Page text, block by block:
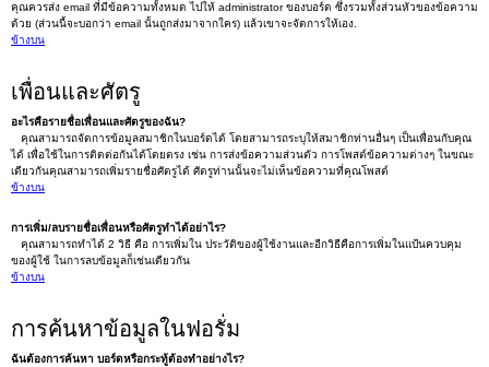
คุณควรส่ง email ที่มีข้อความทั้งหมด ไปให้ administrator ของบอร์ด ซึ่งรวมทั้งส่วนหัวของข้อความ
ด้วย (ส่วนนี้จะบอกว่า email นั้นถูกส่งมาจากใคร) แล้วเขาจะจัดการให้เอง.
ข้างบน
เพื่อนและศัตรู
อะไรคือรายชื่อเพื่อนและศัตรูของฉัน?
คุณสามารถจัดการข้อมูลสมาชิกในบอร์ดได้ โดยสามารถระบุให้สมาชิกท่านอื่นๆ เป็นเพื่อนกับคุณ
ได้ เพื่อใช้ในการติดต่อกันได้โดยตรง เช่น การส่งข้อความส่วนตัว การโพสต์ข้อความต่างๆ ในขณะ
เดียวกันคุณสามารถเพิ่มรายชื่อศัตรูได้ ศัตรูท่านนั้นจะไม่เห็นข้อความที่คุณโพสต์
ข้างบน
การเพิ่ม/ลบรายชื่อเพื่อนหรือศัตรูทำได้อย่าไร?
คุณสามารถทำได้ 2 วิธี คือ การเพิ่มใน ประวัติของผู้ใช้งานและอีกวิธีคือการเพิ่มในแป้นควบคุม
ของผู้ใช้ ในการลบข้อมูลก็เช่นเดียวกัน
ข้างบน
การค้นหาข้อมูลในฟอรั่ม
ฉันต้องการค้นหา บอร์ดหรือกระทู้ต้องทำอย่างไร?